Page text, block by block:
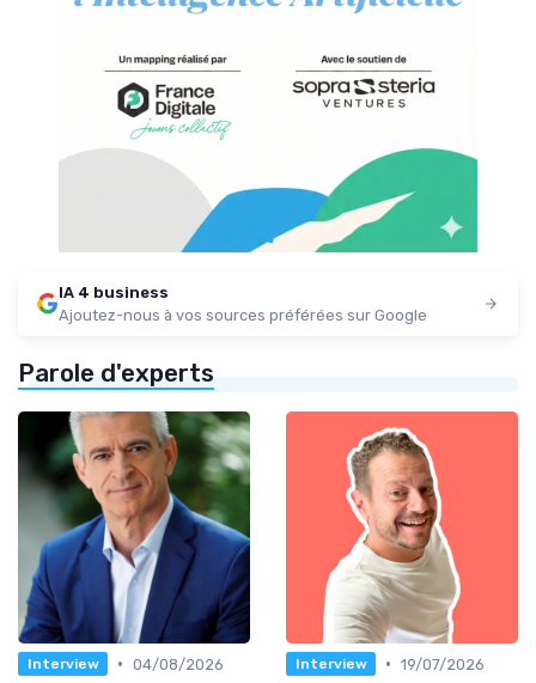
IA 4 business
Ajoutez-nous à vos sources préférées sur Google
Parole d'experts
Interview • 04/08/2026
Interview • 19/07/2026